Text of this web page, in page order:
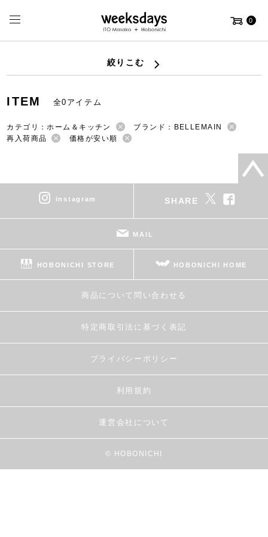
0
絞りこむ
ITEM 全0アイテム
カテゴリ：ホーム＆キッチン
ブランド：BELLEMAIN
再入荷商品
価格が安い順
instagram SHARE
MAIL
HOBONICHI STORE HOBONICHI HOME
商品について問い合わせる
特定商取引法に基づく表記
プライバシーポリシー
利用規約
運営会社について
© HOBONICHI